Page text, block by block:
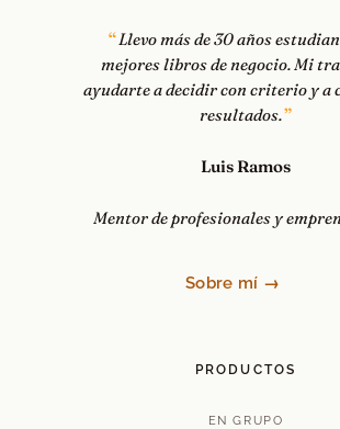
Llevo más de 30 años
mejores libros de negocio. Mi
ayudarte a decidir con criterio y a
resultados.
Luis Ramos
Mentor de profesionales y
Sobre mí →
PRODUCTOS
EN GRUPO